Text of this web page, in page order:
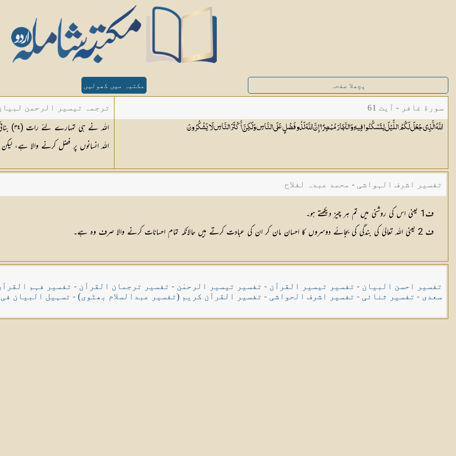
پچھلا صفحہ مکتبہ میں کھولیں
سورة غافر - آیت 61
اللَّهُ الَّذِي جَعَلَ لَكُمُ اللَّيْلَ لِتَسْكُنُوا فِيهِ وَالنَّهَارَ مُبْصِرًا ۚ إِنَّ اللَّهَ لَذُو فَضْلٍ عَلَى النَّاسِ وَلَٰكِنَّ أَكْثَرَ النَّاسِ لَايَشْكُرُونَ
ترجمہ تیسیر الرحمن
اللہ نے ہی تمہارے لئے رات (٣٤)
اللہ انسانوں پر فضل کرنے والا ہے،
تفسیر اشرف الہواشی - محمد عبدہ لفلاح
ف1 یعنی اس کی روشنی میں تم ہر چیز دیکھتے ہو۔
ف 2 یعنی اللہ تعالیٰ کی بندگی کی بجائے دوسروں کا احسان مان کر ان کی عبادت کرتے ہیں حالانکہ تمام احسانات کرنے والا صرف وہ ہے۔
تفسیر احسن البیان - تفسیر تیسیر القرآن - تفسیر تیسیر الرحمٰن - تفسیر ترجمان القرآن - تفسیر فہم
سعدی - تفسیر ثنائی - تفسیر اشرف الحواشی - تفسیر القرآن کریم (تفسیر عبدالسلام بھٹوی) - تسہیل البیان